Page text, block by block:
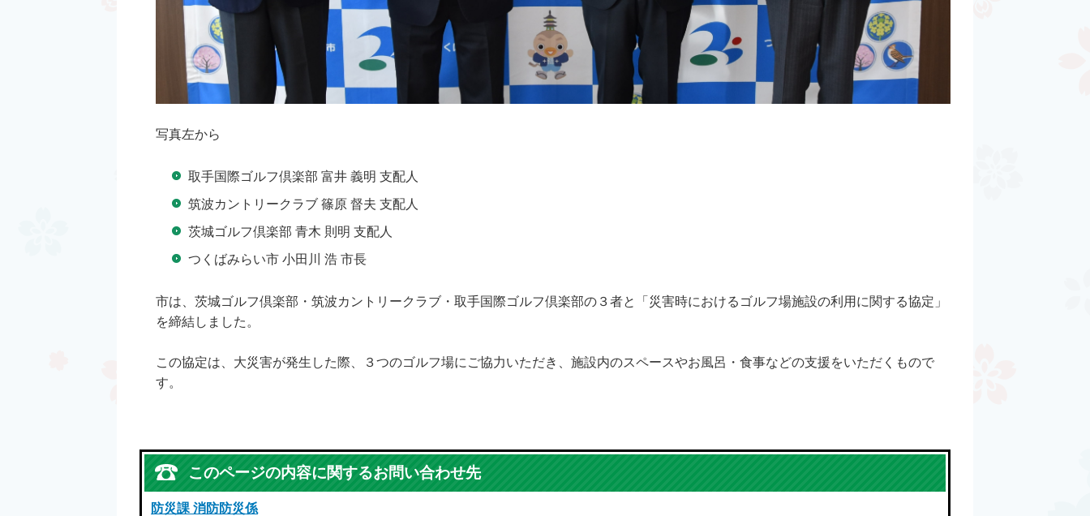
写真左から
取手国際ゴルフ倶楽部 富井 義明 支配人
筑波カントリークラブ 篠原 督夫 支配人
茨城ゴルフ倶楽部 青木 則明 支配人
つくばみらい市 小田川 浩 市長
市は、茨城ゴルフ倶楽部・筑波カントリークラブ・取手国際ゴルフ倶楽部の３者と「災害時におけるゴルフ場施設の利用に関する協定」
を締結しました。
この協定は、大災害が発生した際、３つのゴルフ場にご協力いただき、施設内のスペースやお風呂・食事などの支援をいただくもので
す。
このページの内容に関するお問い合わせ先
防災課 消防防災係